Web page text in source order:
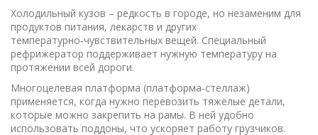
Холодильный кузов – редкость в городе, но незаменим для
продуктов питания, лекарств и других
температурно‑чувствительных вещей. Специальный
рефрижератор поддерживает нужную температуру на
протяжении всей дороги.
Многоцелевая платформа (платформа‑стеллаж)
применяется, когда нужно перевозить тяжёлые детали,
которые можно закрепить на рамы. В ней удобно
использовать поддоны, что ускоряет работу грузчиков.